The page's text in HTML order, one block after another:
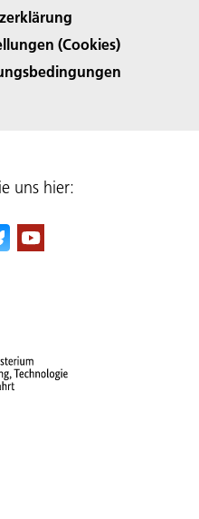
(Cookies)
uns hier: